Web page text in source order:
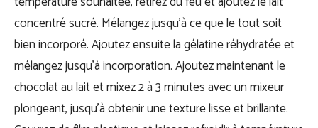
concentré sucré. Mélangez jusqu’à ce que le tout soit
bien incorporé. Ajoutez ensuite la gélatine réhydratée et
mélangez jusqu’à incorporation. Ajoutez maintenant le
chocolat au lait et mixez 2 à 3 minutes avec un mixeur
plongeant, jusqu’à obtenir une texture lisse et brillante.